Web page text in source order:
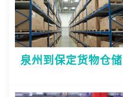
泉州到保定货物仓储